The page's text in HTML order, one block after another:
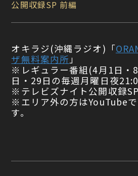
公開収録SP 前編
オキラジ(沖縄ラジオ)「
ザ無料案内所 」
※レギュラー番組(4月1日・
日・29日の毎週月曜日夜
※テレビズナイト公開収録
※エリア外の方はYouTube
す。